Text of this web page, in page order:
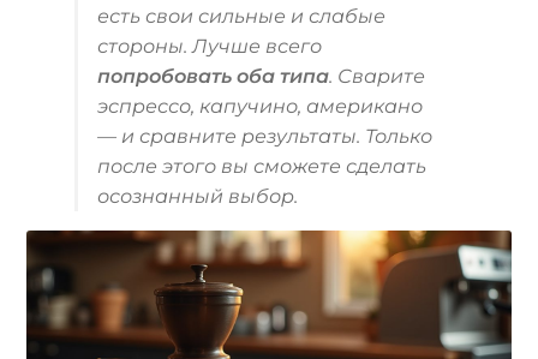
есть свои сильные и слабые
стороны. Лучше всего
попробовать оба типа. Сварите
эспрессо, капучино, американо
— и сравните результаты. Только
после этого вы сможете сделать
осознанный выбор.